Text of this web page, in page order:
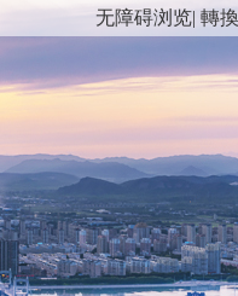
无障碍浏览| 轉